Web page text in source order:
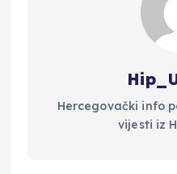
Hercegovački info
vijesti iz